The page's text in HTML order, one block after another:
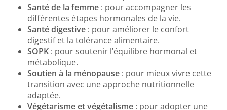
Santé de la femme : pour accompagner les
différentes étapes hormonales de la vie.
Santé digestive : pour améliorer le confort
digestif et la tolérance alimentaire.
SOPK : pour soutenir l’équilibre hormonal et
métabolique.
Soutien à la ménopause : pour mieux vivre cette
transition avec une approche nutritionnelle
adaptée.
Végétarisme et végétalisme : pour adopter une